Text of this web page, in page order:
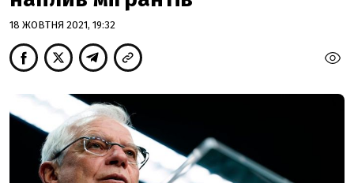
18 ЖОВТНЯ 2021, 19:32